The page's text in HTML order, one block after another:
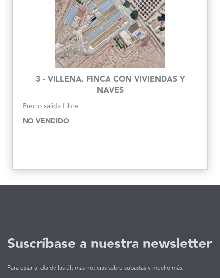
3 - VILLENA. FINCA CON VIVIENDAS Y
NAVES
Precio salida Libre
NO VENDIDO
Suscríbase a nuestra newsletter
Para estar al día de las últimas noticias sobre subastas y mucho más.